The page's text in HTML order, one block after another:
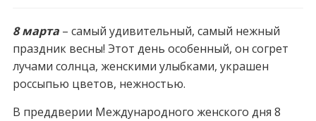
8 марта– самый удивительный, самый нежный
праздник весны! Этот день особенный, он согрет
лучами солнца, женскими улыбками, украшен
россыпью цветов, нежностью.
В преддверии Международного женского дня 8